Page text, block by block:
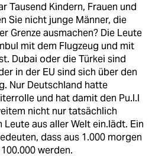
Tausend Kindern, Frauen und
Sie nicht junge Männer, die
Grenze ausmachen? Die Leute
mit dem Flugzeug und mit
Dubai oder die Türkei sind
in der EU sind sich über den
Nur Deutschland hatte
und hat damit den Pu.l.l
nicht nur tatsächlich
aus aller Welt ein.lädt. Ein
dass aus 1.000 morgen
werden.